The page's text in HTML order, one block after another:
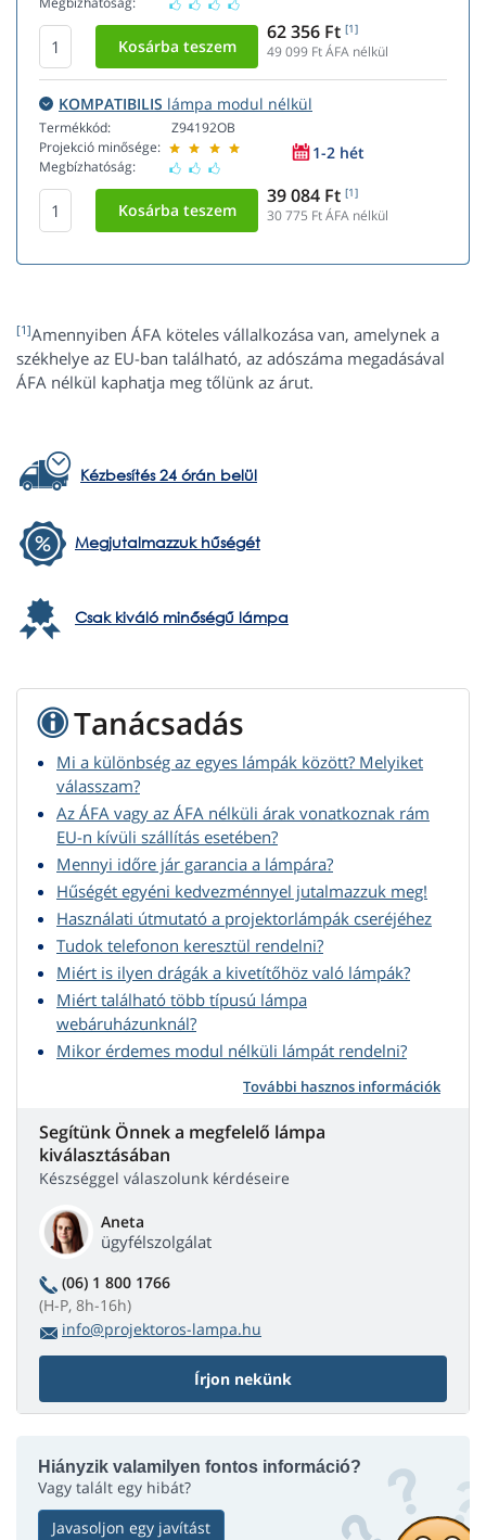
62 356 Ft [1]
49 099 Ft ÁFA nélkül
KOMPATIBILIS lámpa modul nélkül
Termékkód:
Projekció minősége:
Megbízhatóság:
Z94192OB
1-2 hét
39 084 Ft [1]
30 775 Ft ÁFA nélkül
[1]Amennyiben ÁFA köteles vállalkozása van, amelynek a
székhelye az EU-ban található, az adószáma megadásával
ÁFA nélkül kaphatja meg tőlünk az árut.
Kézbesítés 24 órán belül
Megjutalmazzuk hűségét
Csak kiváló minőségű lámpa
Tanácsadás
Mi a különbség az egyes lámpák között? Melyiket
válasszam?
Az ÁFA vagy az ÁFA nélküli árak vonatkoznak rám
EU-n kívüli szállítás esetében?
Mennyi időre jár garancia a lámpára?
Hűségét egyéni kedvezménnyel jutalmazzuk meg!
Használati útmutató a projektorlámpák cseréjéhez
Tudok telefonon keresztül rendelni?
Miért is ilyen drágák a kivetítőhöz való lámpák?
Miért található több típusú lámpa
webáruházunknál?
Mikor érdemes modul nélküli lámpát rendelni?
További hasznos információk
Segítünk Önnek a megfelelő lámpa
kiválasztásában
Készséggel válaszolunk kérdéseire
Aneta
ügyfélszolgálat
(06) 1 800 1766
(H-P, 8h-16h)
info@projektoros-lampa.hu
Írjon nekünk
Hiányzik valamilyen fontos információ?
Vagy talált egy hibát?
Javasoljon egy javítást